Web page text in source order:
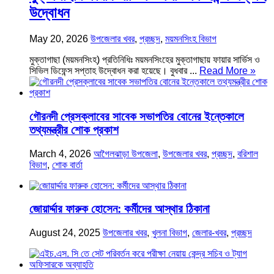
উদ্বোধন
May 20, 2026 উপজেলার খবর, প্রচ্ছদ, ময়মনসিংহ বিভাগ
মুক্তাগাছা (ময়মনসিংহ) প্রতিনিধিঃ ময়মনসিংহের মুক্তাগাছায় ফায়ার সার্ভিস ও
সিভিল ডিফেন্স সপ্তাহ উদ্বোধন করা হয়েছে। বুধবার ... Read More »
গৌরনদী প্রেসক্লাবের সাবেক সভাপতির বোনের ইন্তেকালে
তথ্যমন্ত্রীর শোক প্রকাশ
March 4, 2026 আগৈলঝাড়া উপজেলা, উপজেলার খবর, প্রচ্ছদ, বরিশাল
বিভাগ, শোক বার্তা
জোয়ার্দ্দার ফারুক হোসেন: কর্মীদের আস্থার ঠিকানা
August 24, 2025 উপজেলার খবর, খুলনা বিভাগ, জেলার-খবর, প্রচ্ছদ